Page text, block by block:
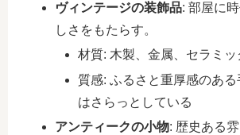
ヴィンテージの装飾品: 部屋に
しさをもたらす。
材質: 木製、金属、セラミッ
質感: ふるさと重厚感のあ
はさらっとしている
アンティークの小物: 歴史ある